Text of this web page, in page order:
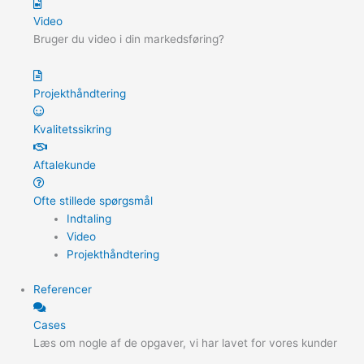
Video
Bruger du video i din markedsføring?
Projekthåndtering
Kvalitetssikring
Aftalekunde
Ofte stillede spørgsmål
Indtaling
Video
Projekthåndtering
Referencer
Cases
Læs om nogle af de opgaver, vi har lavet for vores kunder